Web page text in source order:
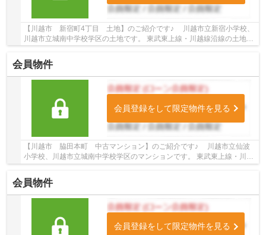
【川越市 新宿町4丁目 土地】のご紹介です♪ 川越市立新宿小学校、
川越市立城南中学校学区の土地です。 東武東上線・川越線沿線の土地♪
川越駅徒歩18分の土地です。 お気軽にトゥル...
会員物件
会員登録をして限定物件を見る
【川越市 脇田本町 中古マンション】のご紹介です♪ 川越市立仙波
小学校、川越市立城南中学校学区のマンションです。 東武東上線・川越
線沿線のマンション♪川越駅徒歩4分のマンショ...
会員物件
会員登録をして限定物件を見る